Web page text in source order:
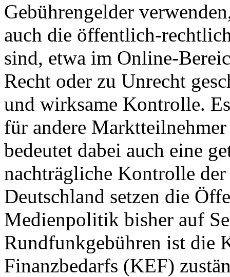
Gebührengelder
auch die öffentlich-
sind, etwa im Online-
Recht oder zu Unrecht
und wirksame Kontrolle.
für andere
bedeutet dabei auch eine
nachträgliche Kontrolle
Deutschland setzen die
Medienpolitik bisher auf
Rundfunkgebühren ist die
Finanzbedarfs (KEF)